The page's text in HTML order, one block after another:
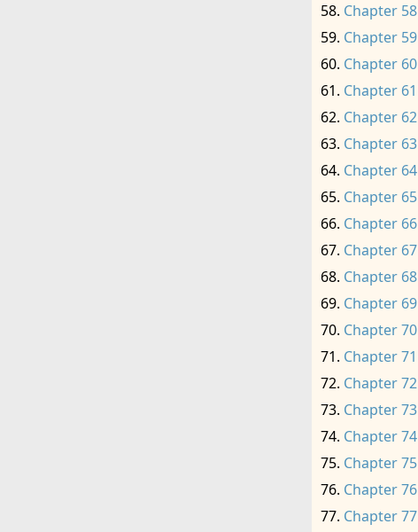
Chapter 58
Chapter 59
Chapter 60
Chapter 61
Chapter 62
Chapter 63
Chapter 64
Chapter 65
Chapter 66
Chapter 67
Chapter 68
Chapter 69
Chapter 70
Chapter 71
Chapter 72
Chapter 73
Chapter 74
Chapter 75
Chapter 76
Chapter 77